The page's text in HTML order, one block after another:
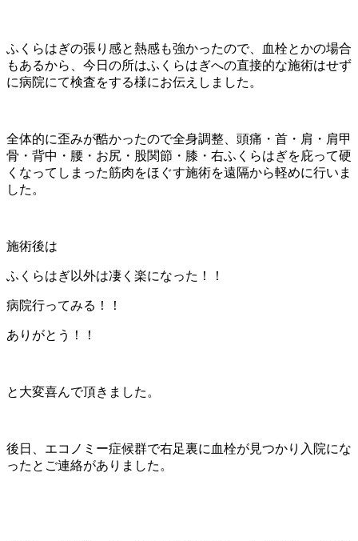
ふくらはぎの張り感と熱感も強かったので、血栓とかの場合
もあるから、今日の所はふくらはぎへの直接的な施術はせず
に病院にて検査をする様にお伝えしました。
全体的に歪みが酷かったので全身調整、頭痛・首・肩・肩甲
骨・背中・腰・お尻・股関節・膝・右ふくらはぎを庇って硬
くなってしまった筋肉をほぐす施術を遠隔から軽めに行いま
した。
施術後は
ふくらはぎ以外は凄く楽になった！！
病院行ってみる！！
ありがとう！！
と大変喜んで頂きました。
後日、エコノミー症候群で右足裏に血栓が見つかり入院にな
ったとご連絡がありました。